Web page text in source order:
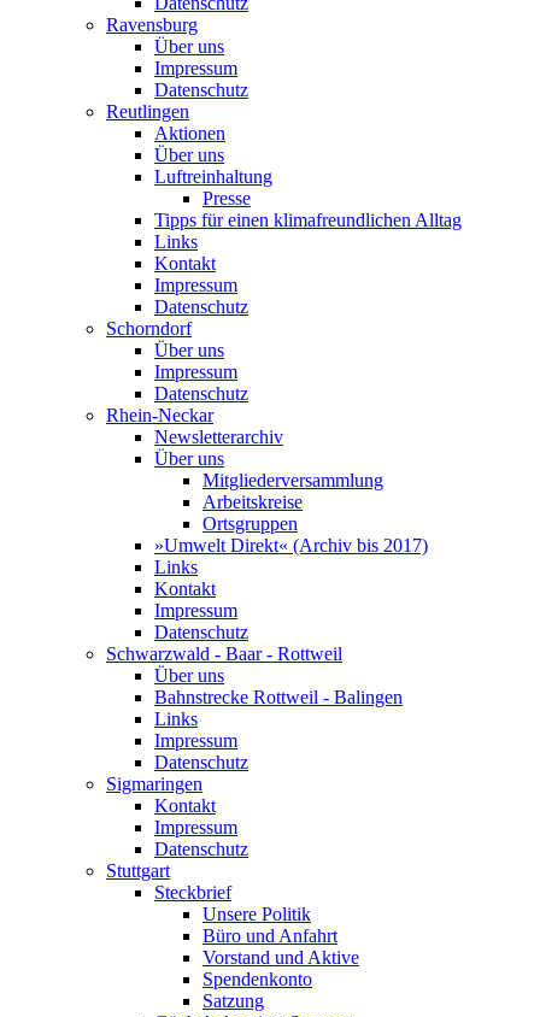
Ravensburg
Über uns
Impressum
Datenschutz
Reutlingen
Aktionen
Über uns
Luftreinhaltung
Presse
Tipps für einen klimafreundlichen Alltag
Links
Kontakt
Impressum
Datenschutz
Schorndorf
Über uns
Impressum
Datenschutz
Rhein-Neckar
Newsletterarchiv
Über uns
Mitgliederversammlung
Arbeitskreise
Ortsgruppen
»Umwelt Direkt« (Archiv bis 2017)
Links
Kontakt
Impressum
Datenschutz
Schwarzwald - Baar - Rottweil
Über uns
Bahnstrecke Rottweil - Balingen
Links
Impressum
Datenschutz
Sigmaringen
Kontakt
Impressum
Datenschutz
Stuttgart
Steckbrief
Unsere Politik
Büro und Anfahrt
Vorstand und Aktive
Spendenkonto
Satzung